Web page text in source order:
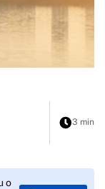
3 min
o